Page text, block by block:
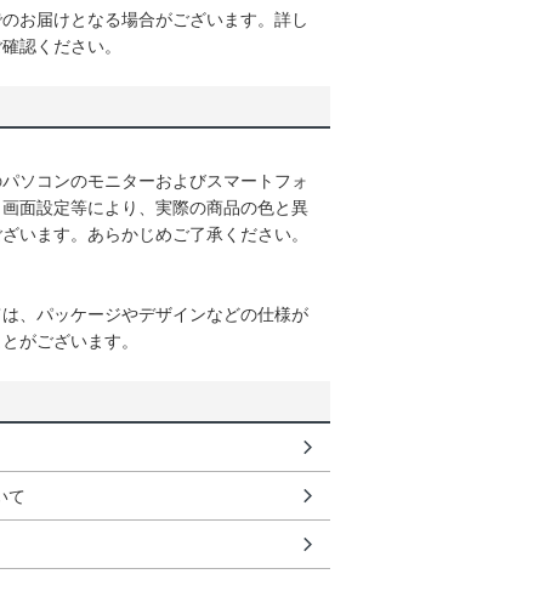
お届けとなる場合がございます。詳し
認ください。
ソコンのモニターおよびスマートフォ
面設定等により、実際の商品の色と異
います。あらかじめご了承ください。
、パッケージやデザインなどの仕様が
がございます。
て